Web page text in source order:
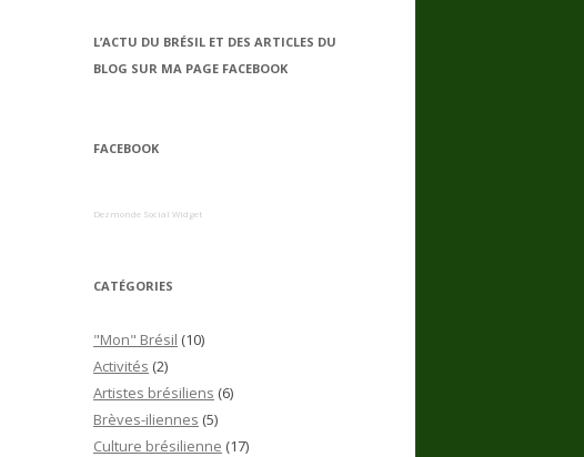
L’ACTU DU BRÉSIL ET DES ARTICLES DU
BLOG SUR MA PAGE FACEBOOK
FACEBOOK
Dezmonde Social Widget
CATÉGORIES
"Mon" Brésil (10)
Activités (2)
Artistes brésiliens (6)
Brèves-iliennes (5)
Culture brésilienne (17)